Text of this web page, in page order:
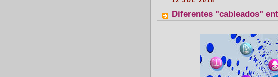
Diferentes "cableados"